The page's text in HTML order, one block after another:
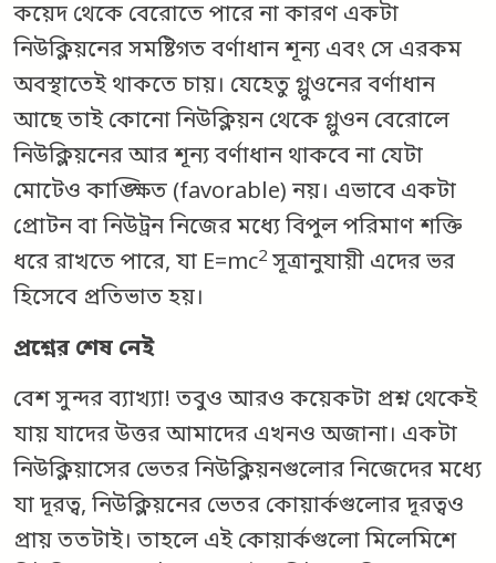
কয়েদ থেকে বেরোতে পারে না কারণ একটা
নিউক্লিয়নের সমষ্টিগত বর্ণাধান শূন্য এবং সে এরকম
অবস্থাতেই থাকতে চায়। যেহেতু গ্লুওনের বর্ণাধান
আছে তাই কোনো নিউক্লিয়ন থেকে গ্লুওন বেরোলে
নিউক্লিয়নের আর শূন্য বর্ণাধান থাকবে না যেটা
মোটেও কাঙ্ক্ষিত (favorable) নয়। এভাবে একটা
প্রোটন বা নিউট্রন নিজের মধ্যে বিপুল পরিমাণ শক্তি
ধরে রাখতে পারে, যা E=mc2 সূত্রানুযায়ী এদের ভর
হিসেবে প্রতিভাত হয়।
প্রশ্নের শেষ নেই
বেশ সুন্দর ব্যাখ্যা! তবুও আরও কয়েকটা প্রশ্ন থেকেই
যায় যাদের উত্তর আমাদের এখনও অজানা। একটা
নিউক্লিয়াসের ভেতর নিউক্লিয়নগুলোর নিজেদের মধ্যে
যা দূরত্ব, নিউক্লিয়নের ভেতর কোয়ার্কগুলোর দূরত্বও
প্রায় ততটাই। তাহলে এই কোয়ার্কগুলো মিলেমিশে